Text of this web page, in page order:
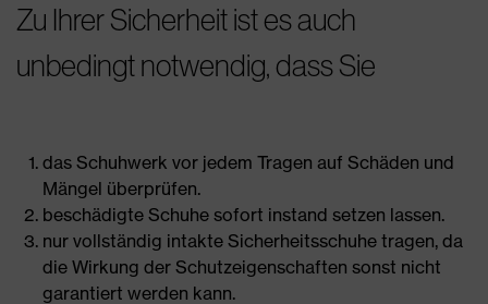
Zu Ihrer Sicherheit ist es auch
unbedingt notwendig, dass Sie
das Schuhwerk vor jedem Tragen auf Schäden und
Mängel überprüfen.
beschädigte Schuhe sofort instand setzen lassen.
nur vollständig intakte Sicherheitsschuhe tragen, da
die Wirkung der Schutzeigenschaften sonst nicht
garantiert werden kann.